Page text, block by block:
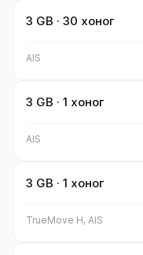
3 GB · 30 хоног
AIS
3 GB · 1 хоног
AIS
3 GB · 1 хоног
TrueMove H, AIS